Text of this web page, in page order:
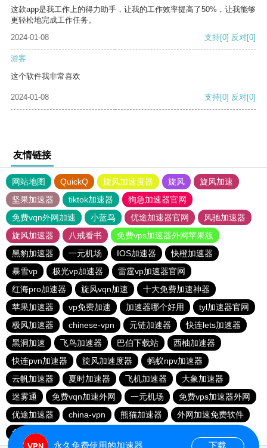
这款app是我工作上的得力助手，让我的工作效率提高了50%，让我能够
更轻松地完成工作任务。
2024-01-08
支持[0] 反对[0]
游客
这个软件我非常喜欢
2024-01-08 支持[0] 反对[0]
友情链接
网站地图 QuickQ 旋风加速度器 旋风
旋风加速
坚果加速器
tiktok加速器
狗急加速器官网
免费vqn外网加速
小蓝鸟 优途加速器官网
风驰加速器
旋风加速器
八戒看书
免费vps加速器外网苹果版
黑豹加速器
一元机场 IOS加速器
快橙加速器
暴雪vp
极光vp加速器
雷霆vp加速器官网
红海pro加速器
旋风vqn加速
十大免费加速神器
苹果加速器
vp免费加速 加速器哪个好用
tyl加速器官网
极风加速器
chinese-vpn 元链加速器
快连lets加速器
黑洞加速
飞鸟加速器 巴伯下载站
西柚加速器
快连pvn加速器
旋风加速度器
蚂蚁npv加速器
云帆加速器
夏时加速器 飞机加速器
大象加速器
迷雾通
免费vqn加速外网 一元机场
免费vps加速器外网
优途加速器
china-vpn 熊猫加速器
外网加速免费软件
免费跨墙软件
永久免费使用的加速器 下载